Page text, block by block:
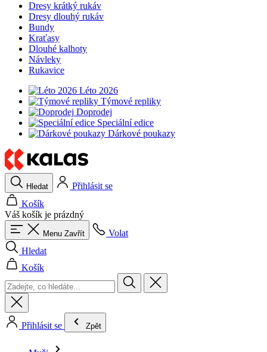
Dresy krátký rukáv
Dresy dlouhý rukáv
Bundy
Kraťasy
Dlouhé kalhoty
Návleky
Rukavice
Léto 2026
Týmové repliky
Doprodej
Speciální edice
Dárkové poukazy
Hledat
Přihlásit se
Košík
Váš košík je prázdný
Menu Zavřít
Volat
Hledat
Košík
Přihlásit se Zpět